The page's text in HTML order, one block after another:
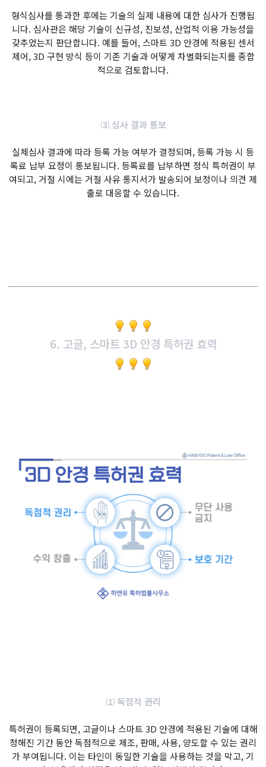
형식심사를 통과한 후에는 기술의 실제 내용에 대한 심사가 진행됩
니다. 심사관은 해당 기술이 신규성, 진보성, 산업적 이용 가능성을
갖추었는지 판단합니다. 예를 들어, 스마트 3D 안경에 적용된 센서
제어, 3D 구현 방식 등이 기존 기술과 어떻게 차별화되는지를 종합
적으로 검토합니다.
⑶ 심사 결과 통보
실체심사 결과에 따라 등록 가능 여부가 결정되며, 등록 가능 시 등
록료 납부 요청이 통보됩니다. 등록료를 납부하면 정식 특허권이 부
여되고, 거절 시에는 거절 사유 통지서가 발송되어 보정이나 의견 제
출로 대응할 수 있습니다.
6. 고글, 스마트 3D 안경 특허권 효력
⑴ 독점적 권리
특허권이 등록되면, 고글이나 스마트 3D 안경에 적용된 기술에 대해
정해진 기간 동안 독점적으로 제조, 판매, 사용, 양도할 수 있는 권리
가 부여됩니다. 이는 타인이 동일한 기술을 사용하는 것을 막고, 기